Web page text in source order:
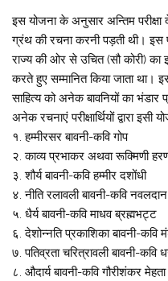
इस योजना के अनुसार अन्तिम परीक्षा
ग्रंथ की रचना करनी पड़ती थी। इस
राज्य की ओर से उचित (सौ कोरी) का
करते हुए सम्मानित किया जाता था।
साहित्य को अनेक बावनियों का भंडार
अनेक रचनाएं परीक्षार्थियों द्वारा
१. हम्मीरसर बावनी-कवि गोप
२. काव्य प्रभाकर अथवा रूक्मिणी
३. शौर्य बावनी-कवि हम्मीर दशोंधी
४. नीति रलावली बावनी-कवि
५. धैर्य बावनी-कवि माधव ब्रह्मभट्ट
६. देशोन्नति प्रकाशिका बावनी-कवि
७. पतिव्रता चरित्रावली बावनी-कवि
८. औदार्य बावनी-कवि गौरीशंकर मेहता